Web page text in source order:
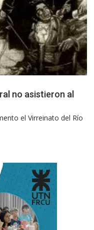
no asistieron al
el Virreinato del Río